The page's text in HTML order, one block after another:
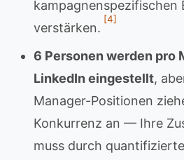
kampagnenspezifischen
verstärken.
[4]
6 Personen werden pro
LinkedIn eingestellt,
Manager-Positionen
Konkurrenz an — Ihre
muss durch